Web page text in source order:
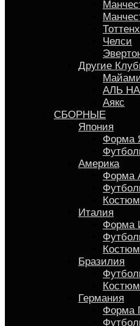
Челси
Другие
АЛЬ
Аякс
СБОРНЫЕ
Япония
Форма
Америка
Форма
Италия
Форма
Бразилия
Германия
Форма